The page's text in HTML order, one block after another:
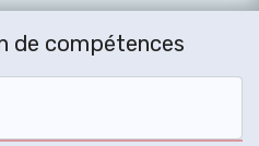
de compétences